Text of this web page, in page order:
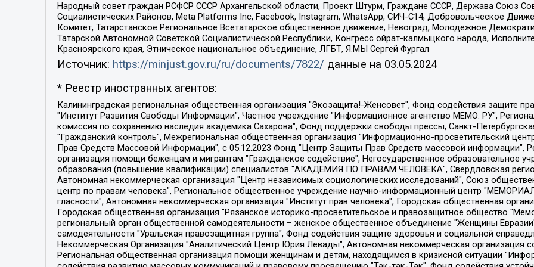
Народный совет граждан РСФСР СССР Архангельской области, Проект Штурм, Граждане СССР, Держава Союз
Социалистических Районов, Meta Platforms Inc, Facebook, Instagram, WhatsApp, СИЧ-С14, Добровольческое
Комитет, Татарстанское Региональное Всетатарское общественное движение, Невоград, Молодежное
Татарской Автономной Советской Социалистической Республики, Конгресс ойрат-калмыцкого народа,
Красноярского края, Этническое национальное объединение, ЛГБТ, Я.МЫ Сергей Фургал
Источник: https://minjust.gov.ru/ru/documents/7822/ данные на 03.05.2024
* Реестр иностранных агентов:
Калининградская региональная общественная организация "Экозащита!-Женсовет", Фонд содействия защите прав и свобод граждан "Общественный вердикт", Фонд "Институт Развития Свободы Информации", Частное учреждение "Информационное агентство МЕМО. РУ", Региональная общественная организация "Общественная комиссия по сохранению наследия академика Сахарова", Фонд поддержки свободы прессы, Санкт-Петербургская общественная правозащитная организация "Гражданский контроль", Межрегиональная общественная организация "Информационно-просветительский центр "Мемориал", Региональный Фонд "Центр Защиты Прав Средств Массовой Информации", с 05.12.2023 Фонд "Центр Защиты Прав Средств массовой информации", Региональная общественная благотворительная организация помощи беженцам и мигрантам "Гражданское содействие", Негосударственное образовательное учреждение дополнительного профессионального образования (повышение квалификации) специалистов "АКАДЕМИЯ ПО ПРАВАМ ЧЕЛОВЕКА", Свердловская региональная общественная организация "Сутяжник", Автономная некоммерческая организация "Центр независимых социологических исследований", Союз общественных объединений "Российский исследовательский центр по правам человека", Региональное общественное учреждение научно-информационный центр "МЕМОРИАЛ", Некоммерческая организация "Фонд защиты гласности", Автономная некоммерческая организация "Институт прав человека", Городская общественная организация "Екатеринбургское общество "МЕМОРИАЛ", Городская общественная организация "Рязанское историко-просветительское и правозащитное общество "Мемориал" (Рязанский Мемориал), Челябинский региональный орган общественной самодеятельности – женское общественное объединение "Женщины Евразии", Челябинский региональный орган общественной самодеятельности "Уральская правозащитная группа", Фонд содействия защите здоровья и социальной справедливости имени Андрея Рылькова, Автономная Некоммерческая Организация "Аналитический Центр Юрия Левады", Автономная некоммерческая организация социальной поддержки населения "Проект Апрель", Региональная общественная организация помощи женщинам и детям, находящимся в кризисной ситуации "Информационно-методический центр "Анна", Фонд содействия развитию массовых коммуникаций и правовому просвещению "Так-так-Так", Фонд содействия устойчивому развитию "Серебряная тайга", Свердловский региональный общественный фонд социальных проектов "Новое время", "Idel.Реалии", Кавказ.Реалии, Крым.Реалии, Телеканал Настоящее Время, Татаро-башкирская служба Радио Свобода (Azatliq Radiosi), Радио Свободная Европа/Радио Свобода (PCE/PC), "Сибирь.Реалии", "Фактограф", Благотворительный фонд помощи осужденным и их семьям, Автономная некоммерческая организация "Институт глобализации и социальных движений", Фонд "В защиту прав заключенных", Частное учреждение "Центр поддержки и содействия развитию средств массовой информации", Пензенский региональный общественный благотворительный фонд "Гражданский союз", "Север.Реалии", Некоммерческая организация Фонд "Правовая инициатива", Общество с ограниченной ответственностью "Радио Свободная Европа/Радио Свобода", Чешское информационное агентство "MEDIUM-ORIENT", Красноярская региональная общественная организация "Мы против СПИДа", Камалягин Денис Николаевич, Маркелов Сергей Евгеньевич, Пономарев Лев Александрович, Савицкая Людмила Алексеевна, Автономная некоммерческая организация "Центр по работе с проблемой насилия "НАСИЛИЮ.НЕТ", Межрегиональный профессиональный союз работников здравоохранения "Альянс врачей", Юридическое лицо, зарегистрированное в Латвийской Республике, SIA "Medusa Project" (регистрационный номер 40103797863, дата регистрации 10.06.2014), Некоммерческая организация "Фонд по борьбе с коррупцией", Автономная некоммерческая организация "Институт права и публичной политики", Баданин Роман Сергеевич, Гликин Максим Александрович, Железнова Мария Михайловна, Лукьянова Юлия Сергеевна, Маетная Елизавета Витальевна, Маняхин Петр Борисович, Чуракова Ольга Владимировна, Ярош Юлия Петровна, Юридическое лицо "The Insider SIA", зарегистрированное в Риге, Латвийская Республика (дата регистрации 26.06.2015), являющееся администратором доменного имени интернет-издания "The Insider SIA", https://theins.ru, Постернак Алексей Евгеньевич, Рубин Михаил Аркадьевич, Анин Роман Александрович, Юридическое лицо Istories fonds, зарегистрированное в Латвийской Республике (регистрационный номер 50008295751, дата регистрации 24.02.2020), Великовский Дмитрий Александрович, Долинина Ирина Николаевна, Мароховская Алеся Алексеевна, Шлейнов Роман Юрьевич, Шмагун Олеся Валентиновна, Общество с ограниченной ответственностью "Альтаир 2021", Общество с ограниченной ответственностью "Вега 2021", Общество с ограниченной ответственностью "Главный редактор 2021", Общество с ограниченной ответственностью "Ромашки монолит", Важенков Артем Валерьевич, Ивановская областная общественная организация "Центр гендерных исследований", Гурман Юрий Альбертович, Медиапроект "ОВД-Инфо", Егоров Владимир Владимирович, Жилинский Владимир Александрович, Общество с ограниченной ответственностью "ЗП", Иванова София Юрьевна, Карезина Инна Павловна, Кильтау Екатерина Викторовна, Петров Алексей Викторович, Пискунов Сергей Евгеньевич, Смирнов Сергей Сергеевич, Тихонов Михаил Сергеевич, Общество с ограниченной ответственностью "ЖУРНАЛИСТ-ИНОСТРАННЫЙ АГЕНТ", Арапова Галина Юрьевна, Вольтская Татьяна Анатольевна, Американская компания "Mason G.E.S. Anonymous Foundation" (США), являющаяся владельцем интернет-издания https://mnews.world/, Компания "Stichting Bellingcat", зарегистрированная в Нидерландах (дата регистрации 11.07.2018), Захаров Андрей Вячеславович, Клепиковская Екатерина Дмитриевна, Общество с ограниченной ответственностью "МЕМО", Перл Роман Александрович, Симонов Евгений Алексеевич, Соловьева Елена Анатольевна, Сотников Даниил Владимирович, Сурначева Елизавета Дмитриевна, Автономная некоммерческая организация по защите прав человека и информированию населения "Якутия – Наше Мнение", Общество с ограниченной ответственностью "Москоу диджитал медиа", с 26.01.2023 Общество с ограниченной ответственностью "Чайка Белые сады", Ветошкина Валерия Валерьевна, Заговора Максим Александрович, Межрегиональное общественное движение "Российская ЛГБТ - сеть", Оленичев Максим Владимирович, Павлов Иван Юрьевич, Скворцова Елена Сергеевна, Общество с ограниченной ответственностью "Как бы инагент", Кочетков Игорь Викторович, Общество с ограниченной ответственностью "Честные выборы", Еланчик Олег Александрович, Общество с ограниченной ответственностью "Нобелевский призыв", Гималова Регина Эмилевна, Григорьев Андрей Валерьевич, Григорьева Алина Александровна, Ассоциация по содействию защите прав призывников, альтернативнослужащих и военнослужащих "Правозащитная группа